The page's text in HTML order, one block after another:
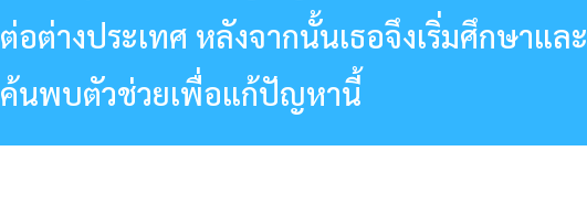
อต่างประเทศ หลังจากนั้นเธอจึงเริ่มศึกษาและ
ค้นพบตัวช่วยเพื่อแก้ปัญหานี้